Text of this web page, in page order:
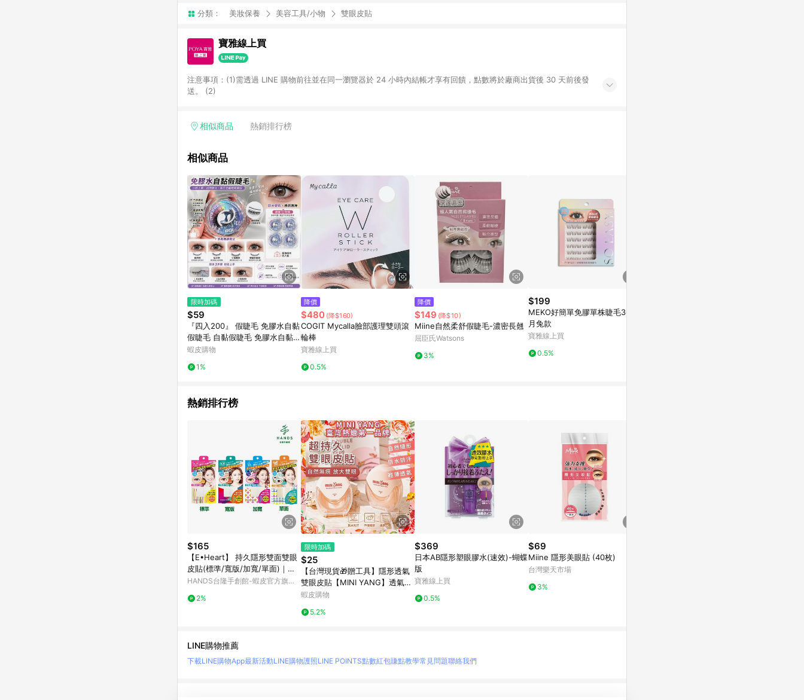
分類： 美妝保養 美容工具/小物 雙眼皮貼
寶雅線上買
注意事項：(1)需透過 LINE 購物前往並在同一瀏覽器於 24 小時內結帳才享有回饋，點數將於廠商出貨後 30 天前後發
送。 (2)
相似商品 熱銷排行榜
相似商品
限時加碼
$59
『四入200』 假睫毛 免膠水自黏
假睫毛 自黏假睫毛 免膠水自黏假
睫毛仿生自然惡魔款仙子毛一片
蝦皮購物
1%
降價
$480 (降$160)
COGIT Mycalla臉部護理雙頭滾
輪棒
寶雅線上買
0.5%
降價
$149 (降$10)
Miine自然柔舒假睫毛-濃密長翹
屈臣氏Watsons
3%
$199
MEKO好簡單免膠單株睫毛36株-
月兔款
寶雅線上買
0.5%
熱銷排行榜
$165
【E•Heart】 持久隱形雙面雙眼
皮貼(標準/寬版/加寬/單面)｜台
隆手創館
HANDS台隆手創館-蝦皮官方旗艦
2%
限時加碼
$25
【台灣現貨🎁贈工具】隱形透氣
雙眼皮貼【MINI YANG】透氣輕
薄 霧面網狀 兩種款式可選 單面
蝦皮購物
5.2%
$369
日本AB隱形塑眼膠水(速效)-蝴蝶
版
寶雅線上買
0.5%
$69
Miine 隱形美眼貼 (40枚)
台灣樂天市場
3%
LINE購物推薦
下載LINE購物App最新活動LINE購物護照LINE POINTS點數紅包賺點教學常見問題聯絡我們